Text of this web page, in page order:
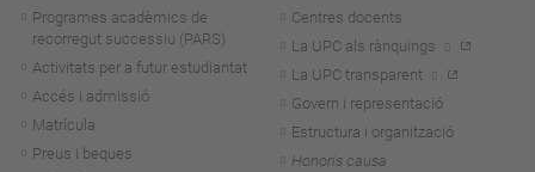
Programes acadèmics de
recorregut successiu (PARS)
Activitats per a futur estudiantat
Accés i admissió
Matrícula
Preus i beques
Centres docents
La UPC als rànquings
La UPC transparent
Govern i representació
Estructura i organització
Honoris causa